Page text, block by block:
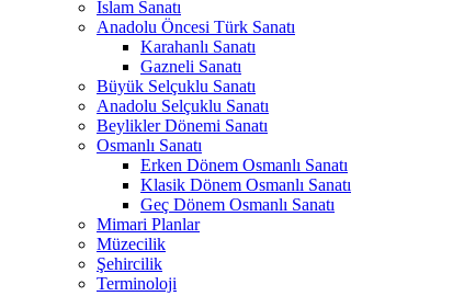
İslam Sanatı
Anadolu Öncesi Türk Sanatı
Karahanlı Sanatı
Gazneli Sanatı
Büyük Selçuklu Sanatı
Anadolu Selçuklu Sanatı
Beylikler Dönemi Sanatı
Osmanlı Sanatı
Erken Dönem Osmanlı Sanatı
Klasik Dönem Osmanlı Sanatı
Geç Dönem Osmanlı Sanatı
Mimari Planlar
Müzecilik
Şehircilik
Terminoloji